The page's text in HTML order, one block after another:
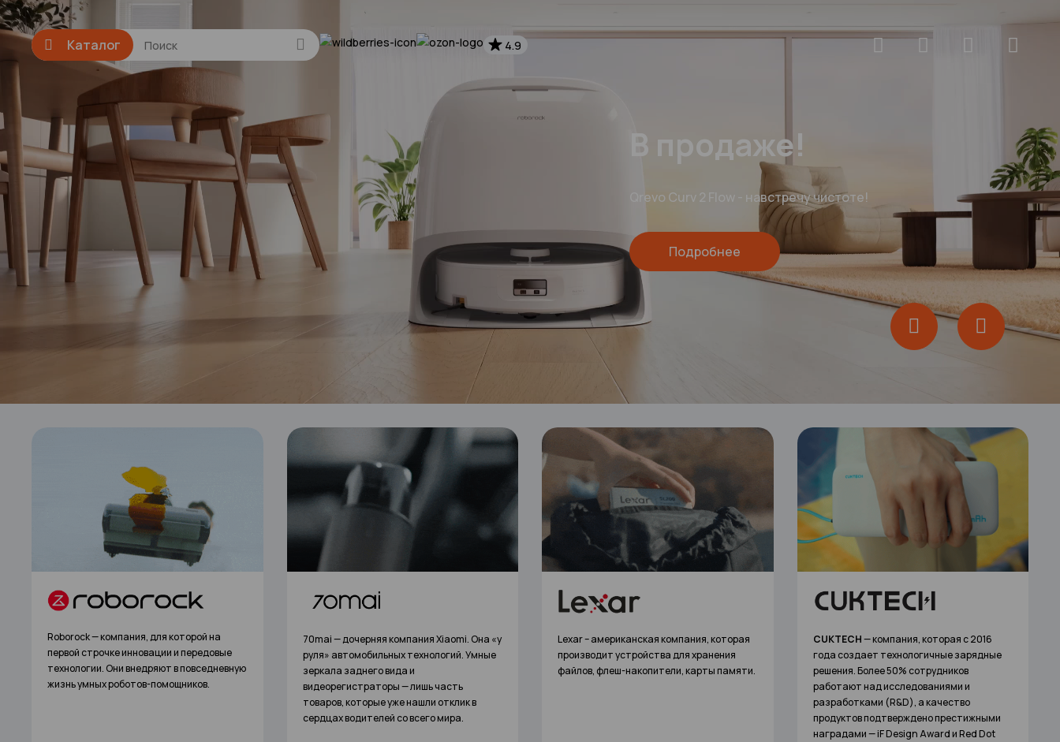
Каталог 4.9
Roborock F25 ACE Pro
С пеной у пятен нет ни единого шанса. Уже в продаже!
Подробнее
70mai — дочерняя компания Xiaomi. Она «у
руля» автомобильных технологий. Умные
зеркала заднего вида и
видеорегистраторы — лишь часть
Lexar – американская компания, которая
производит устройства для хранения
файлов, флеш-накопители, карты памяти.
СUKTECH— компания, которая с 2016
года создает технологичные зарядные
решения. Более 50% сотрудников
WalkingPad — компания, которая
победила в забеге современных
технологий. Эксперты упростили процесс
создания стройного и красивого тела.
Они разработали компактные тренажеры
для домашних тренировок.